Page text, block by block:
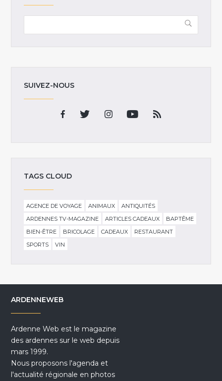
SUIVEZ-NOUS
TAGS CLOUD
AGENCE DE VOYAGE ANIMAUX
ANTIQUITÉS
ARDENNES TV-MAGAZINE
ARTICLES CADEAUX
BAPTÊME
BIEN-ÊTRE
BRICOLAGE CADEAUX
RESTAURANT
SPORTS
VIN
ARDENNEWEB
Ardenne Web est le magazine
des ardennes sur le web depuis
mars 1999.
Nous proposons l'agenda et
l'actualité régionale en photos